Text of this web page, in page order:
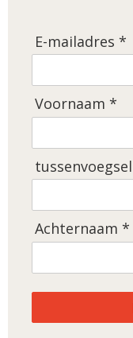
E-mailadres *
Voornaam *
tussenvoegsel
Achternaam *